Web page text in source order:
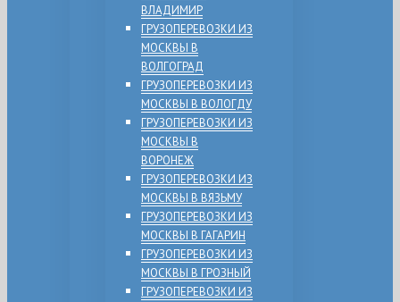
ВЛАДИМИР
ГРУЗОПЕРЕВОЗКИ ИЗ
МОСКВЫ В
ВОЛГОГРАД
ГРУЗОПЕРЕВОЗКИ ИЗ
МОСКВЫ В ВОЛОГДУ
ГРУЗОПЕРЕВОЗКИ ИЗ
МОСКВЫ В
ВОРОНЕЖ
ГРУЗОПЕРЕВОЗКИ ИЗ
МОСКВЫ В ВЯЗЬМУ
ГРУЗОПЕРЕВОЗКИ ИЗ
МОСКВЫ В ГАГАРИН
ГРУЗОПЕРЕВОЗКИ ИЗ
МОСКВЫ В ГРОЗНЫЙ
ГРУЗОПЕРЕВОЗКИ ИЗ